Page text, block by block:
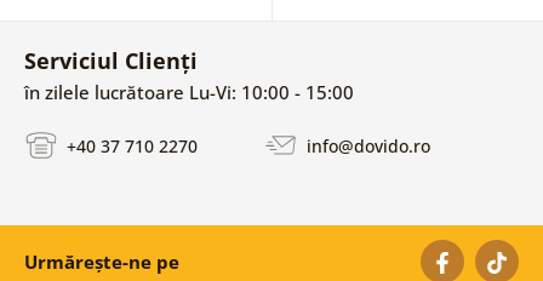
Serviciul Clienți
în zilele lucrătoare Lu-Vi: 10:00 - 15:00
+40 37 710 2270 info@dovido.ro
Urmărește-ne pe